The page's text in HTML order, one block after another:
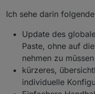
Ich sehe darin
Update des
Paste, ohne auf
nehmen zu müssen
kürzeres,
individuelle